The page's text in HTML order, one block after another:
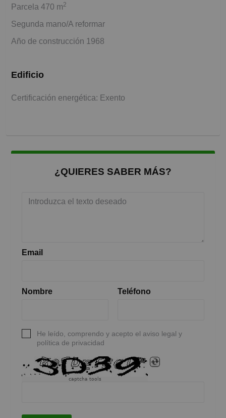
Parcela 470 m2
Segunda mano/A reformar
Año de construcción 1968
Edificio
Certificación energética: Exento
¿QUIERES SABER MÁS?
Email
Nombre Teléfono
He leído, comprendo y acepto el aviso legal y
política de privacidad
captcha tools